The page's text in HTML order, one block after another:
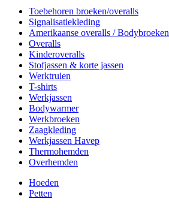
Toebehoren broeken/overalls
Signalisatiekleding
Amerikaanse overalls / Bodybroeken
Overalls
Kinderoveralls
Stofjassen & korte jassen
Werktruien
T-shirts
Werkjassen
Bodywarmer
Werkbroeken
Zaagkleding
Werkjassen Havep
Thermohemden
Overhemden
Hoeden
Petten